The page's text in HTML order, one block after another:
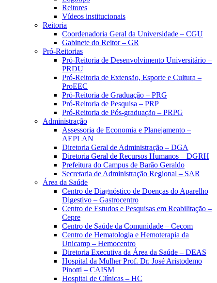
Reitores
Vídeos institucionais
Reitoria
Coordenadoria Geral da Universidade – CGU
Gabinete do Reitor – GR
Pró-Reitorias
Pró-Reitoria de Desenvolvimento Universitário –
PRDU
Pró-Reitoria de Extensão, Esporte e Cultura –
ProEEC
Pró-Reitoria de Graduação – PRG
Pró-Reitoria de Pesquisa – PRP
Pró-Reitoria de Pós-graduação – PRPG
Administração
Assessoria de Economia e Planejamento –
AEPLAN
Diretoria Geral de Administração – DGA
Diretoria Geral de Recursos Humanos – DGRH
Prefeitura do Campus de Barão Geraldo
Secretaria de Administração Regional – SAR
Área da Saúde
Centro de Diagnóstico de Doenças do Aparelho
Digestivo – Gastrocentro
Centro de Estudos e Pesquisas em Reabilitação –
Cepre
Centro de Saúde da Comunidade – Cecom
Centro de Hematologia e Hemoterapia da
Unicamp – Hemocentro
Diretoria Executiva da Área da Saúde – DEAS
Hospital da Mulher Prof. Dr. José Aristodemo
Pinotti – CAISM
Hospital de Clínicas – HC